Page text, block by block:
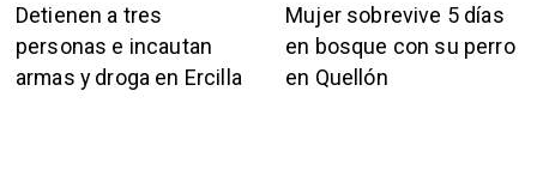
Detienen a tres
personas e incautan
armas y droga en Ercilla
Mujer sobrevive 5 días
en bosque con su perro
en Quellón